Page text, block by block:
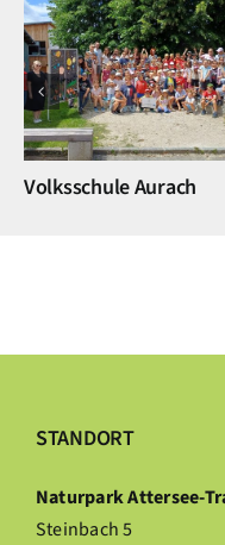
Volksschule Aurach
STANDORT
Naturpark Attersee-
Steinbach 5